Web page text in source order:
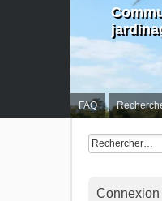
FAQ
Connexion